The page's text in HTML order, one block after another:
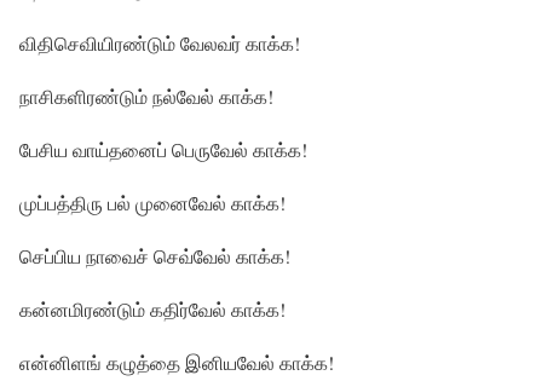
விதிசெவியிரண்டும் வேலவர் காக்க!
நாசிகளிரண்டும் நல்வேல் காக்க!
பேசிய வாய்தனைப் பெருவேல் காக்க!
முப்பத்திரு பல் முனைவேல் காக்க!
செப்பிய நாவைச் செவ்வேல் காக்க!
கன்னமிரண்டும் கதிர்வேல் காக்க!
என்னிளங் கழுத்தை இனியவேல் காக்க!